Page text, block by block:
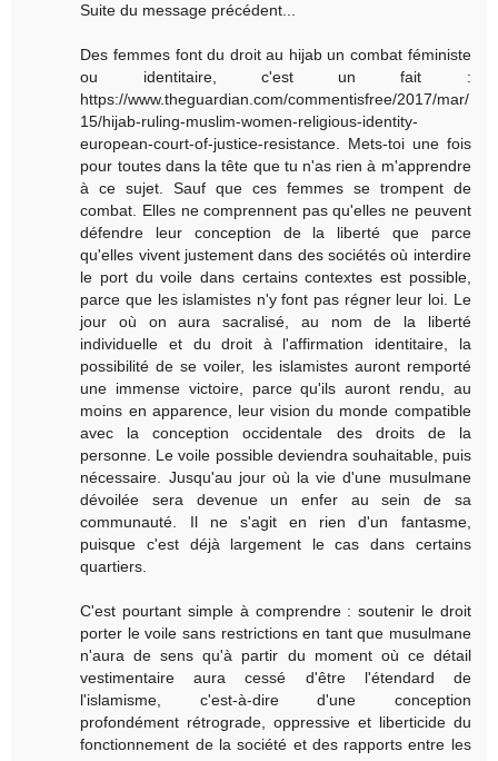
Suite du message précédent...
Des femmes font du droit au hijab un combat féministe
ou identitaire, c'est un fait :
https://www.theguardian.com/commentisfree/2017/mar/
15/hijab-ruling-muslim-women-religious-identity-
european-court-of-justice-resistance. Mets-toi une fois
pour toutes dans la tête que tu n'as rien à m'apprendre
à ce sujet. Sauf que ces femmes se trompent de
combat. Elles ne comprennent pas qu'elles ne peuvent
défendre leur conception de la liberté que parce
qu'elles vivent justement dans des sociétés où interdire
le port du voile dans certains contextes est possible,
parce que les islamistes n'y font pas régner leur loi. Le
jour où on aura sacralisé, au nom de la liberté
individuelle et du droit à l'affirmation identitaire, la
possibilité de se voiler, les islamistes auront remporté
une immense victoire, parce qu'ils auront rendu, au
moins en apparence, leur vision du monde compatible
avec la conception occidentale des droits de la
personne. Le voile possible deviendra souhaitable, puis
nécessaire. Jusqu'au jour où la vie d'une musulmane
dévoilée sera devenue un enfer au sein de sa
communauté. Il ne s'agit en rien d'un fantasme,
puisque c'est déjà largement le cas dans certains
quartiers.
C'est pourtant simple à comprendre : soutenir le droit
porter le voile sans restrictions en tant que musulmane
n'aura de sens qu'à partir du moment où ce détail
vestimentaire aura cessé d'être l'étendard de
l'islamisme, c'est-à-dire d'une conception
profondément rétrograde, oppressive et liberticide du
fonctionnement de la société et des rapports entre les